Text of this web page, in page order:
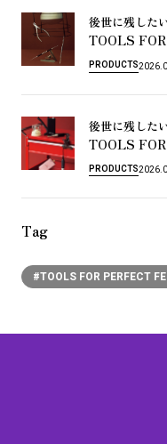
後世に残 した
TOOLS
PRODUCTS
後世に残 した
TOOLS
PRODUCTS
Tag
#TOOLS FOR PERFECT